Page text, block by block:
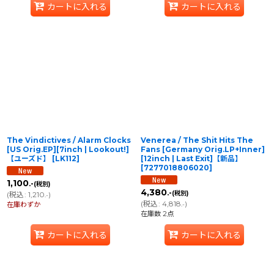
カートに入れる カートに入れる
The Vindictives / Alarm Clocks
[US Orig.EP][7inch | Lookout!]
【ユーズド】
[LK112]
1,100.-(税別)
(税込: 1,210.-)
在庫わずか
カートに入れる
Venerea / The Shit Hits The
Fans [Germany Orig.LP+Inner]
[12inch | Last Exit]【新品】
[7277018806020]
4,380.-(税別)
(税込: 4,818.-)
在庫数 2点
カートに入れる